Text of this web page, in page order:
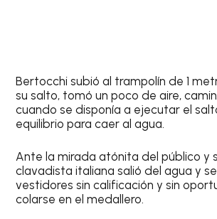
Bertocchi subió al trampolín de 1
su salto, tomó un poco de aire,
cuando se disponía a ejecutar el
equilibrio para caer al agua.
Ante la mirada atónita del público y
clavadista italiana salió del agua y
vestidores sin calificación y sin
colarse en el medallero.